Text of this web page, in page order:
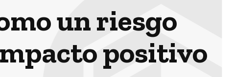
un riesgo
positivo